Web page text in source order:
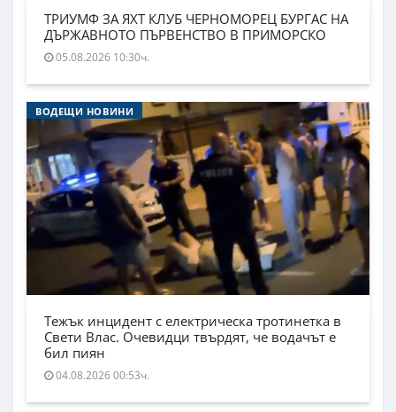
ТРИУМФ ЗА ЯХТ КЛУБ ЧЕРНОМОРЕЦ БУРГАС НА
ДЪРЖАВНОТО ПЪРВЕНСТВО В ПРИМОРСКО
05.08.2026 10:30ч.
ВОДЕЩИ НОВИНИ
Тежък инцидент с електрическа тротинетка в
Свети Влас. Очевидци твърдят, че водачът е
бил пиян
04.08.2026 00:53ч.